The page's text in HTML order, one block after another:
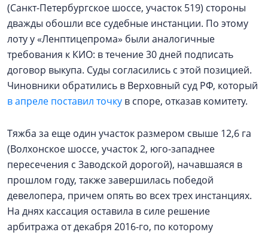
(Санкт-Петербургское шоссе, участок 519) стороны
дважды обошли все судебные инстанции. По этому
лоту у «Ленптицепрома» были аналогичные
требования к КИО: в течение 30 дней подписать
договор выкупа. Суды согласились с этой позицией.
Чиновники обратились в Верховный суд РФ, который
в апреле поставил точку в споре, отказав комитету.
Тяжба за еще один участок размером свыше 12,6 га
(Волхонское шоссе, участок 2, юго-западнее
пересечения с Заводской дорогой), начавшаяся в
прошлом году, также завершилась победой
девелопера, причем опять во всех трех инстанциях.
На днях кассация оставила в силе решение
арбитража от декабря 2016-го, по которому